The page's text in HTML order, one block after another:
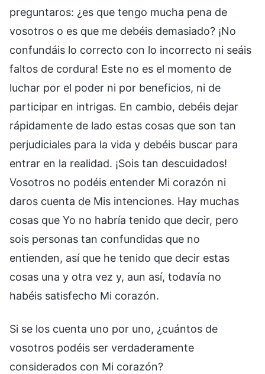
preguntaros: ¿es que tengo mucha pena de
vosotros o es que me debéis demasiado? ¡No
confundáis lo correcto con lo incorrecto ni seáis
faltos de cordura! Este no es el momento de
luchar por el poder ni por beneficios, ni de
participar en intrigas. En cambio, debéis dejar
rápidamente de lado estas cosas que son tan
perjudiciales para la vida y debéis buscar para
entrar en la realidad. ¡Sois tan descuidados!
Vosotros no podéis entender Mi corazón ni
daros cuenta de Mis intenciones. Hay muchas
cosas que Yo no habría tenido que decir, pero
sois personas tan confundidas que no
entienden, así que he tenido que decir estas
cosas una y otra vez y, aun así, todavía no
habéis satisfecho Mi corazón.
Si se los cuenta uno por uno, ¿cuántos de
vosotros podéis ser verdaderamente
considerados con Mi corazón?